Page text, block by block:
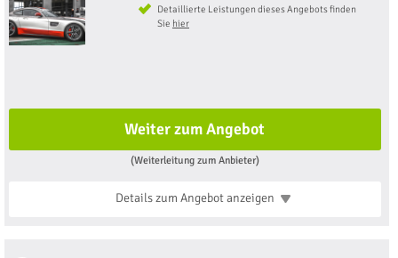
Detaillierte Leistungen dieses Angebots finden
Sie hier
Weiter zum Angebot
(Weiterleitung zum Anbieter)
Details zum Angebotanzeigen